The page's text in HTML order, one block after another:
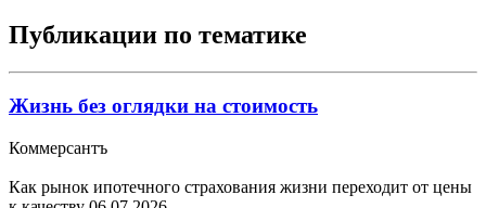
Публикации по тематике
Жизнь без оглядки на стоимость
Коммерсантъ
Как рынок ипотечного страхования жизни переходит от цены